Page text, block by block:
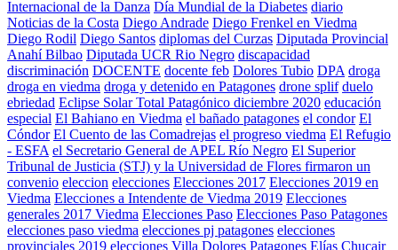
Internacional de la Danza Día Mundial de la Diabetes diario
Noticias de la Costa Diego Andrade Diego Frenkel en Viedma
Diego Rodil Diego Santos diplomas del Curzas Diputada Provincial
Anahí Bilbao Diputada UCR Rio Negro discapacidad
discriminación DOCENTE docente feb Dolores Tubio DPA droga
droga en viedma droga y detenido en Patagones drone splif duelo
ebriedad Eclipse Solar Total Patagónico diciembre 2020 educación
especial El Bahiano en Viedma el bañado patagones el condor El
Cóndor El Cuento de las Comadrejas el progreso viedma El Refugio
- ESFA el Secretario General de APEL Río Negro El Superior
Tribunal de Justicia (STJ) y la Universidad de Flores firmaron un
convenio eleccion elecciones Elecciones 2017 Elecciones 2019 en
Viedma Elecciones a Intendente de Viedma 2019 Elecciones
generales 2017 Viedma Elecciones Paso Elecciones Paso Patagones
elecciones paso viedma elecciones pj patagones elecciones
provinciales 2019 elecciones Villa Dolores Patagones Elías Chucair